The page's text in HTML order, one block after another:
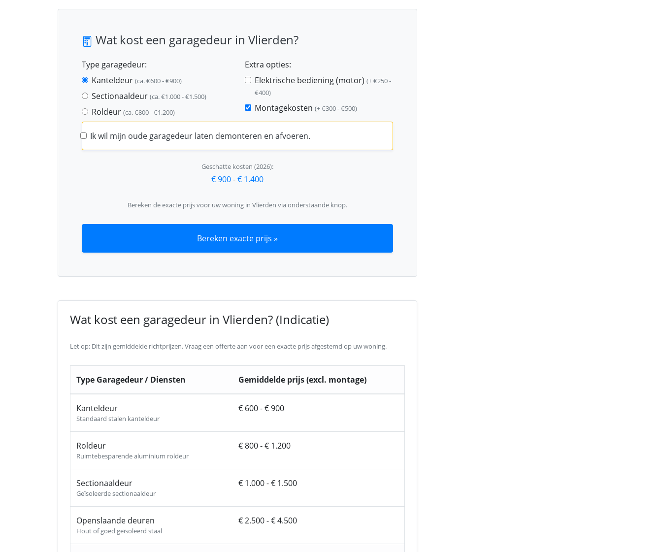
Wat kost een garagedeur in Vlierden?
Type garagedeur:
Kanteldeur (ca. €600 - €900)
Sectionaaldeur (ca. €1.000 - €1.500)
Roldeur (ca. €800 - €1.200)
Extra opties:
Elektrische bediening (motor) (+ €250 -
€400)
Montagekosten (+ €300 - €500)
Ik wil mijn oude garagedeur laten demonteren en afvoeren.
Geschatte kosten (2026):
€ 900-€ 1.400
Bereken de exacte prijs voor uw woning in Vlierden via onderstaande knop.
Bereken exacte prijs »
Wat kost een garagedeur in Vlierden? (Indicatie)
Let op: Dit zijn gemiddelde richtprijzen. Vraag een offerte aan voor een exacte prijs afgestemd op uw woning.
Type Garagedeur / Diensten Gemiddelde prijs (excl. montage)
Kanteldeur
Standaard stalen kanteldeur
€ 600 - € 900
Roldeur
Ruimtebesparende aluminium roldeur
€ 800 - € 1.200
Sectionaaldeur
Geïsoleerde sectionaaldeur
€ 1.000 - € 1.500
Openslaande deuren
Hout of goed geïsoleerd staal
€ 2.500 - € 4.500